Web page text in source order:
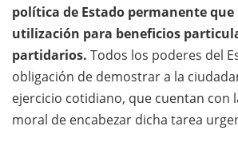
política de Estado permanente
utilización para beneficios
partidarios. Todos los poderes del
obligación de demostrar a la
ejercicio cotidiano, que cuentan con
moral de encabezar dicha tarea